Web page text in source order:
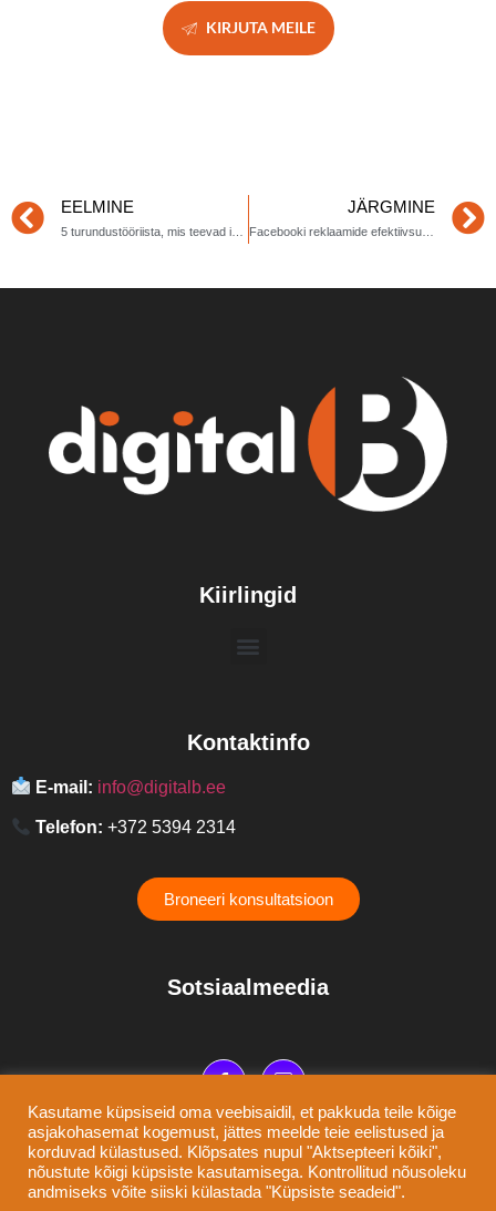
KIRJUTA MEILE
EELMINE JÄRGMINE
Facebooki reklaamide efektiivsuse mõõtmine: parimad tööriistad ja praktikad
Kiirlingid
Kontaktinfo
E-mail: info@digitalb.ee
Telefon: +372 5394 2314
Broneeri konsultatsioon
Sotsiaalmeedia
©2025 Digitalb OÜ
Kasutame küpsiseid oma veebisaidil, et pakkuda teile kõige
asjakohasemat kogemust, jättes meelde teie eelistused ja
korduvad külastused. Klõpsates nupul "Aktsepteeri kõiki",
nõustute kõigi küpsiste kasutamisega. Kontrollitud nõusoleku
andmiseks võite siiski külastada "Küpsiste seadeid".